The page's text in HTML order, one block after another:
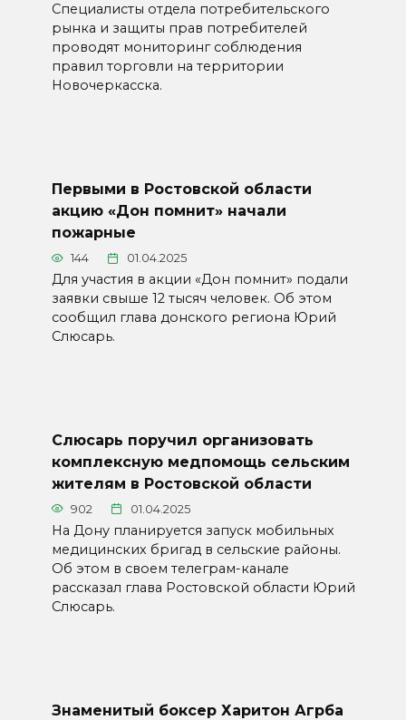
Специалисты отдела потребительского
рынка и защиты прав потребителей
проводят мониторинг соблюдения
правил торговли на территории
Новочеркасска.
Первыми в Ростовской области
акцию «Дон помнит» начали
пожарные
144 01.04.2025
Для участия в акции «Дон помнит» подали
заявки свыше 12 тысяч человек. Об этом
сообщил глава донского региона Юрий
Слюсарь.
Слюсарь поручил организовать
комплексную медпомощь сельским
жителям в Ростовской области
902 01.04.2025
На Дону планируется запуск мобильных
медицинских бригад в сельские районы.
Об этом в своем телеграм-канале
рассказал глава Ростовской области Юрий
Слюсарь.
Знаменитый боксер Харитон Агрба